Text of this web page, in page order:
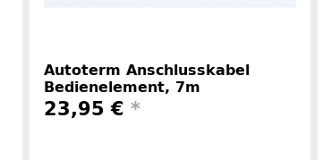
Autoterm Anschlusskabel
Bedienelement, 7m
23,95 € *